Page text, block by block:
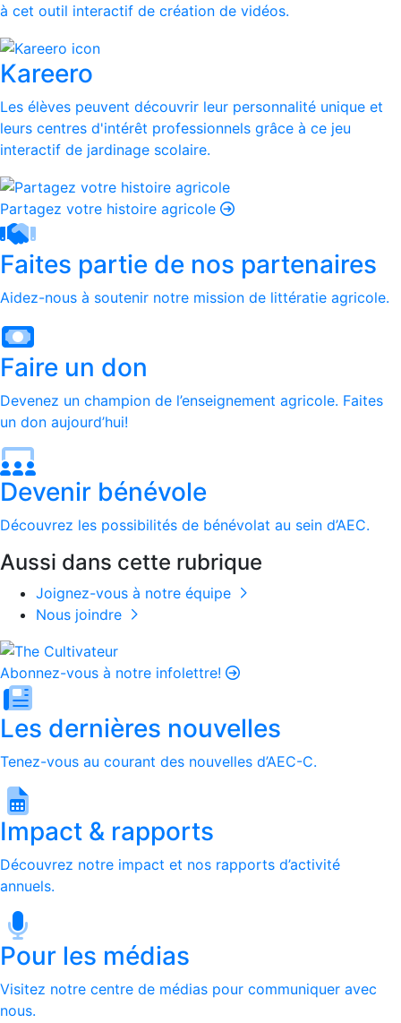
à cet outil interactif de création de vidéos.
Kareero
Les élèves peuvent découvrir leur personnalité unique et
leurs centres d'intérêt professionnels grâce à ce jeu
interactif de jardinage scolaire.
Partagez votre histoire agricole
Faites partie de nos partenaires
Aidez-nous à soutenir notre mission de littératie agricole.
Faire un don
Devenez un champion de l’enseignement agricole. Faites
un don aujourd’hui!
Devenir bénévole
Découvrez les possibilités de bénévolat au sein d’AEC.
Aussi dans cette rubrique
Joignez-vous à notre équipe
Nous joindre
Abonnez-vous à notre infolettre!
Les dernières nouvelles
Tenez-vous au courant des nouvelles d’AEC-C.
Impact & rapports
Découvrez notre impact et nos rapports d’activité
annuels.
Pour les médias
Visitez notre centre de médias pour communiquer avec
nous.